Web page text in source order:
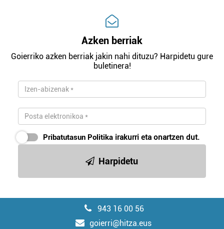
Azken berriak
Goierriko azken berriak jakin nahi dituzu? Harpidetu gure
buletinera!
Pribatutasun Politika irakurri eta onartzen dut.
Harpidetu
943 16 00 56
goierri@hitza.eus